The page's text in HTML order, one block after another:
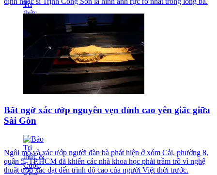
Bất ngờ xác ướp nguyên vẹn đỉnh cao yên giấc giữa
Sài Gòn
Ngôi mộ và xác ướp người đàn bà phát hiện ở xóm Cải, phường 8,
quận 5, TP.HCM đã khiến các nhà khoa học phải trầm trồ vì nghệ
thuật ướp xác đạt đến trình độ cao của người Việt thời trước.